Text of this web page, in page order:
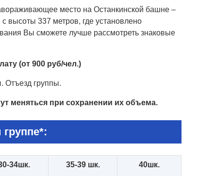
место на Останкинской башне –
высоты 337 метров, где установлено
Вы сможете лучше рассмотреть знаковые
(от 900 руб/чел.)
Отъезд группы.
меняться при сохранении их объема.
34шк. 35-39 шк. 40шк.